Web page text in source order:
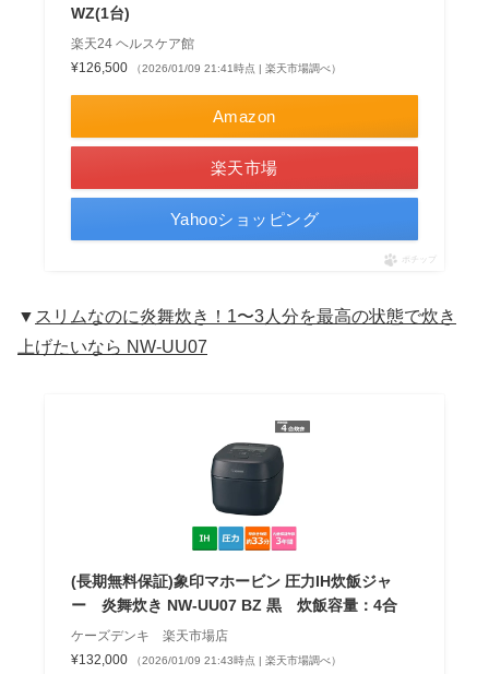
WZ(1台)
楽天24 ヘルスケア館
¥126,500
（2026/01/09 21:41時点 | 楽天市場調べ）
Amazon
楽天市場
Yahooショッピング
ポチップ
▼ スリムなのに炎舞炊き！1〜3人分を最高の状態で炊き
上げたいなら NW-UU07
(長期無料保証)象印マホービン 圧力IH炊飯ジャ
ー 炎舞炊き NW-UU07 BZ 黒 炊飯容量：4合
ケーズデンキ 楽天市場店
¥132,000
（2026/01/09 21:43時点 | 楽天市場調べ）